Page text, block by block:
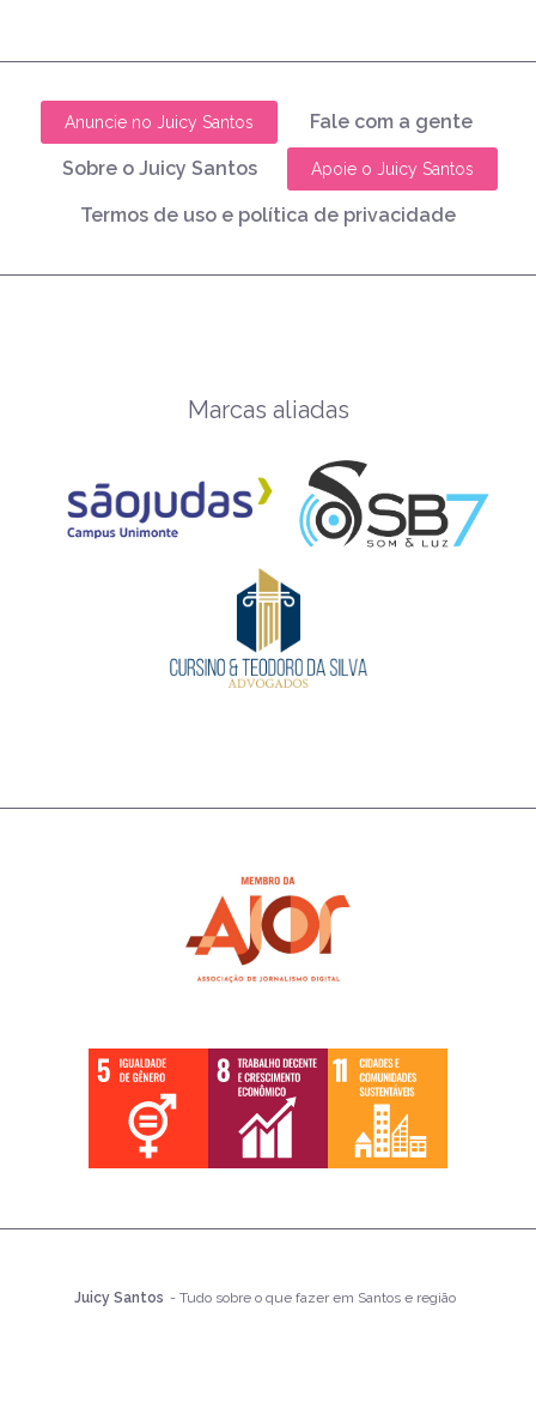
Anuncie no Juicy Santos Fale com a gente
Sobre o Juicy Santos Apoie o Juicy Santos
Termos de uso e política de privacidade
Marcas aliadas
Juicy Santos - Tudo sobre o que fazer em Santos e região